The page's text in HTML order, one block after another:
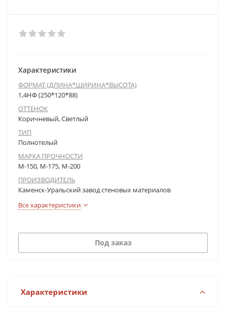
Характеристики
ФОРМАТ (ДЛИНА*ШИРИНА*ВЫСОТА)
1,4НФ (250*120*88)
ОТТЕНОК
Коричневый, Светлый
ТИП
Полнотелый
МАРКА ПРОЧНОСТИ
М-150, М-175, М-200
ПРОИЗВОДИТЕЛЬ
Каменск-Уральский завод стеновых материалов
Все характеристики
Под заказ
Характеристики